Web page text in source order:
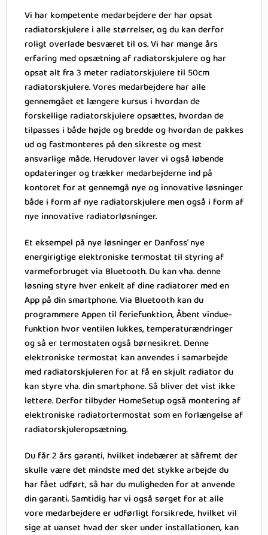
Vi har kompetente medarbejdere der har opsat
radiatorskjulere i alle størrelser, og du kan derfor
roligt overlade besværet til os. Vi har mange års
erfaring med opsætning af radiatorskjulere og har
opsat alt fra 3 meter radiatorskjulere til 50cm
radiatorskjulere. Vores medarbejdere har alle
gennemgået et længere kursus i hvordan de
forskellige radiatorskjulere opsættes, hvordan de
tilpasses i både højde og bredde og hvordan de pakkes
ud og fastmonteres på den sikreste og mest
ansvarlige måde. Herudover laver vi også løbende
opdateringer og trækker medarbejderne ind på
kontoret for at gennemgå nye og innovative løsninger
både i form af nye radiatorskjulere men også i form af
nye innovative radiatorløsninger.
Et eksempel på nye løsninger er Danfoss’ nye
energirigtige elektroniske termostat til styring af
varmeforbruget via Bluetooth. Du kan vha. denne
løsning styre hver enkelt af dine radiatorer med en
App på din smartphone. Via Bluetooth kan du
programmere Appen til feriefunktion, Åbent vindue-
funktion hvor ventilen lukkes, temperaturændringer
og så er termostaten også børnesikret. Denne
elektroniske termostat kan anvendes i samarbejde
med radiatorskjuleren for at få en skjult radiator du
kan styre vha. din smartphone. Så bliver det vist ikke
lettere. Derfor tilbyder HomeSetup også montering af
elektroniske radiatortermostat som en forlængelse af
radiatorskjuleropsætning.
Du får 2 års garanti, hvilket indebærer at såfremt der
skulle være det mindste med det stykke arbejde du
har fået udført, så har du muligheden for at anvende
din garanti. Samtidig har vi også sørget for at alle
vore medarbejdere er udførligt forsikrede, hvilket vil
sige at uanset hvad der sker under installationen, kan